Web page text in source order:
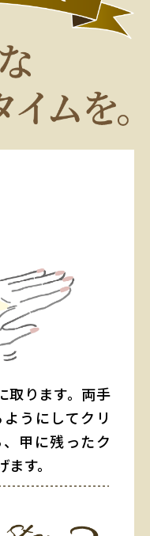
取ります。両手
うにしてクリ
甲に残ったク
す。